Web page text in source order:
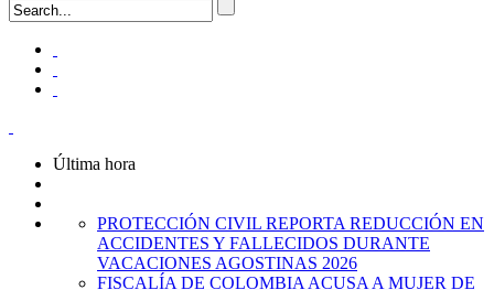
Última hora
PROTECCIÓN CIVIL REPORTA REDUCCIÓN EN
ACCIDENTES Y FALLECIDOS DURANTE
VACACIONES AGOSTINAS 2026
FISCALÍA DE COLOMBIA ACUSA A MUJER DE